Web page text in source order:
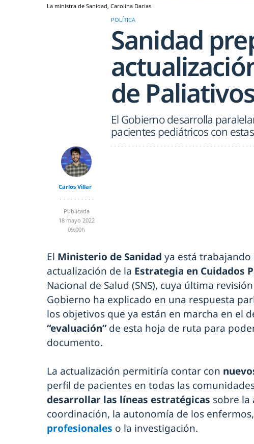
La ministra de Sanidad, Carolina Darias
POLÍTICA
Sanidad
de
El Gobierno desarrolla
pacientes pediátricos con
Carlos Villar
Publicada
18 mayo 2022
09:00h
El Ministerio de Sanidad ya está trabajando
actualización de la Estrategia en Cuidados
Nacional de Salud (SNS), cuya última
Gobierno ha explicado en una respuesta
los objetivos que ya están en marcha en el
“evaluación” de esta hoja de ruta para
documento.
La actualización permitiría contar con
perfil de pacientes en todas las
desarrollar las líneas estratégicas sobre la
coordinación, la autonomía de los enfermos,
profesionales o la investigación.